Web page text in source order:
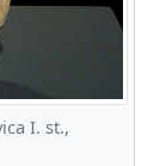
I. st.,